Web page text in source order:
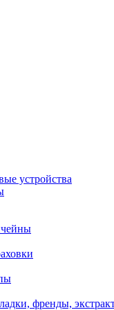
устройства
френды,